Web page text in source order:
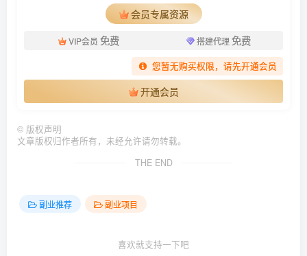
会员专属资源
VIP会员 免费 搭建代理 免费
您暂无购买权限，请先开通会员
开通会员
© 版权声明
文章版权归作者所有，未经允许请勿转载。
THE END
副业推荐 副业项目
喜欢就支持一下吧